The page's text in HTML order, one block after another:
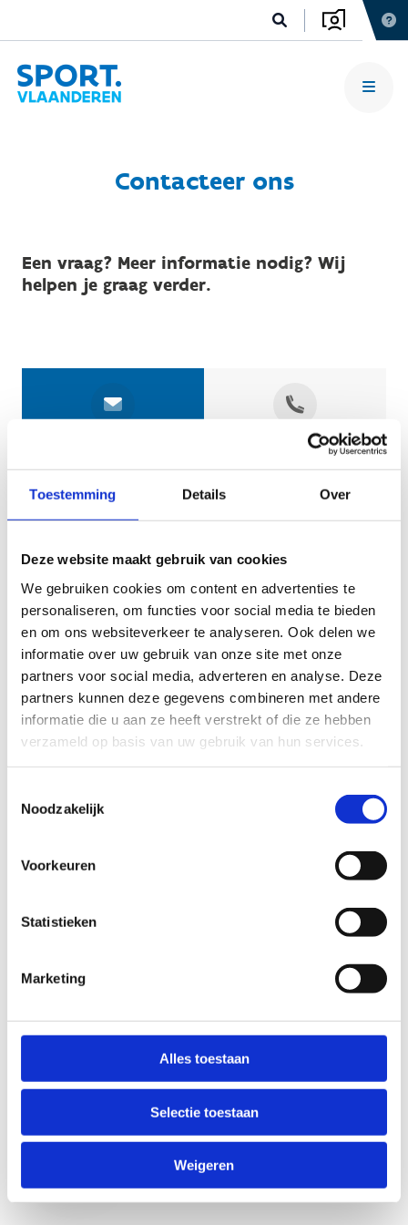
Toestemming Details Over
Deze website maakt gebruik van cookies
We gebruiken cookies om content en advertenties te
personaliseren, om functies voor social media te bieden
en om ons websiteverkeer te analyseren. Ook delen we
informatie over uw gebruik van onze site met onze
partners voor social media, adverteren en analyse. Deze
partners kunnen deze gegevens combineren met andere
informatie die u aan ze heeft verstrekt of die ze hebben
verzameld op basis van uw gebruik van hun services.
Noodzakelijk
Voorkeuren
Statistieken
Marketing
Alles toestaan
Selectie toestaan
Weigeren
Contacteer ons
Een vraag? Meer informatie nodig? Wij
helpen je graag verder.
Geef aan tot welk domein jouw vraag behoort
KIES EEN DOMEIN
Jouw vraag
Anti-Robot Verification
Click to start verification
Verzend